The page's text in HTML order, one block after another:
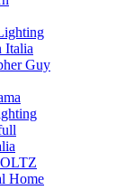
Italia
Guy
Home